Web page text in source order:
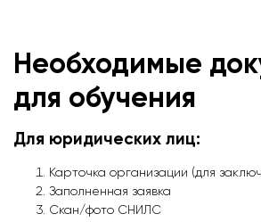
Необходимые
для обучения
Для юридических лиц:
Карточка организации (для
Заполненная заявка
Скан/фото СНИЛС